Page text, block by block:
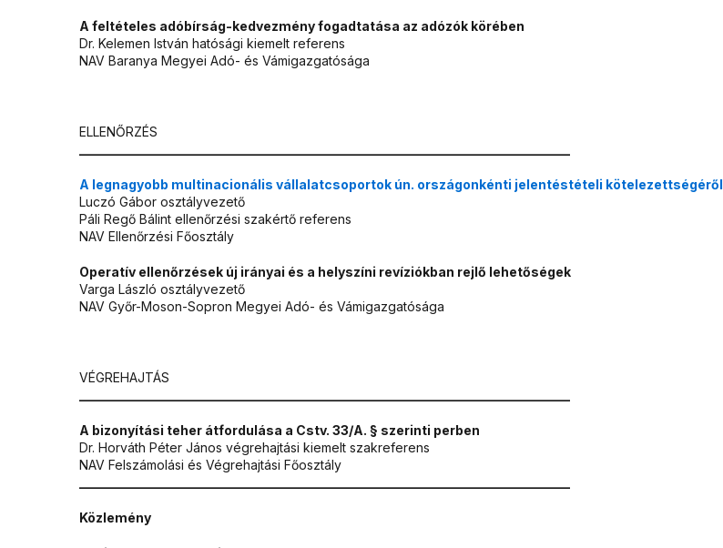
A feltételes adóbírság-kedvezmény fogadtatása az adózók körében
Dr. Kelemen István hatósági kiemelt referens
NAV Baranya Megyei Adó- és Vámigazgatósága
ELLENŐRZÉS
A legnagyobb multinacionális vállalatcsoportok ún. országonkénti jelentéstételi kötelezettségéről
Luczó Gábor osztályvezető
Páli Regő Bálint ellenőrzési szakértő referens
NAV Ellenőrzési Főosztály
Operatív ellenőrzések új irányai és a helyszíni revíziókban rejlő lehetőségek
Varga László osztályvezető
NAV Győr-Moson-Sopron Megyei Adó- és Vámigazgatósága
VÉGREHAJTÁS
A bizonyítási teher átfordulása a Cstv. 33/A. § szerinti perben
Dr. Horváth Péter János végrehajtási kiemelt szakreferens
NAV Felszámolási és Végrehajtási Főosztály
Közlemény